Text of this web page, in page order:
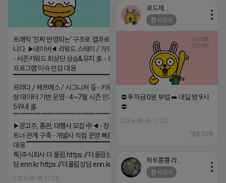
트래픽 ‘진짜 반영되는’ 구조로 결과로 보여드립
니다. ▶네이버◀ 리워드 스테이 / 가드 / 자몽 등
- 시즌키워드 최상단 상승&유지 多 - 로직변화,
프로그램 이슈 민감 대응
▔▔▔▔▔▔▔▔▔▔▔▔▔▔▔▔▔▔ ▶쿠팡◀
프라다 / 헤르메스 / 시그니처 등 - 키워드 검색
량 데이터 기반 운영 - 4~7월 시즌 인기 키워드
5위내 多
▔▔▔▔▔▔▔▔▔▔▔▔▔▔▔▔▔▔
▶광고주, 총판, 대행사 모집 中◀ - 장기 협업 파
트너 관계 구축 - 개발사 직접 운영 빠른 피드백
대응 ▔▔▔▔▔▔▔▔▔▔▔▔▔▔▔▔▔▔ (카
톡)주식회사 더 풀림 https://더풀림상
담.enn.kr https://더풀림상담.enn.kr
2026-04-18 17:26
비공개
⛔️ 투자금 0원 부업 ➡️ 내일 밤 9시
⛔️
2026-04-18 17:23
댓글:20개
하트뿅뿅 라이언
비공개